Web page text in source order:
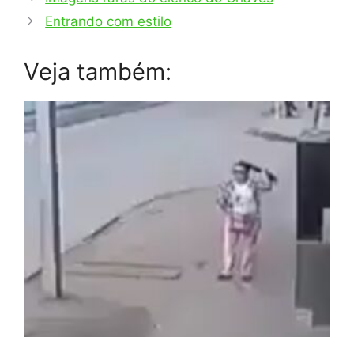
Entrando com estilo
Veja também: